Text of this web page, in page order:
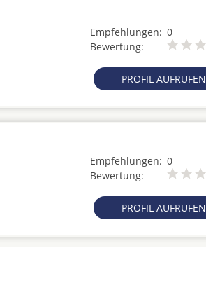
Empfehlungen: 0
Bewertung:
PROFIL AUFRUFEN
Empfehlungen: 0
Bewertung:
PROFIL AUFRUFEN